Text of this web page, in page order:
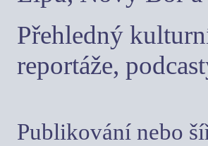
Přehledný
reportáže,
Publikování nebo